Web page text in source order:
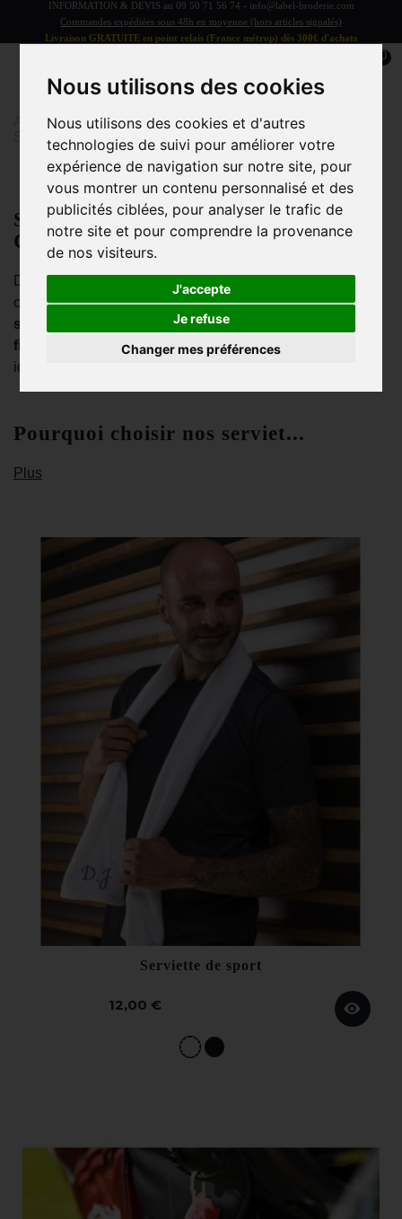
Nous utilisons des cookies
Nous utilisons des cookies et d'autres
technologies de suivi pour améliorer votre
expérience de navigation sur notre site, pour
vous montrer un contenu personnalisé et des
publicités ciblées, pour analyser le trafic de
notre site et pour comprendre la provenance
de nos visiteurs.
J'accepte
Je refuse
Changer mes préférences
INFORMATION & DEVIS au 09 50 71 56 74 - info@label-broderie.com
Commandes expédiées sous 48h en moyenne (hors articles signalés)
Livraison GRATUITE en point relais (France métrop) dès 300€ d'achats
0
Accueil > Linge de bain > LINGE DE BAIN ADULTE
Serviette de sport
Serviettes de Sport – Absorption,
Confort et Performance
Découvrez notre collection de
conçues pour allierabsorption maximale, légèreté et
séchage rapide
. Indispensables pour vos
fitness, yoga, musculation ou running, elles sont
idéales pour rester au sec et à l’aise pendant l’effort.
Pourquoi choisir nos serviet...
Plus
Serviette de sport
12,00 €